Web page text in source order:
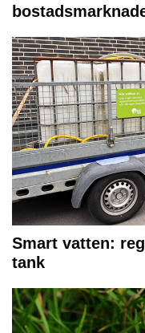
Smart vatten:
tank